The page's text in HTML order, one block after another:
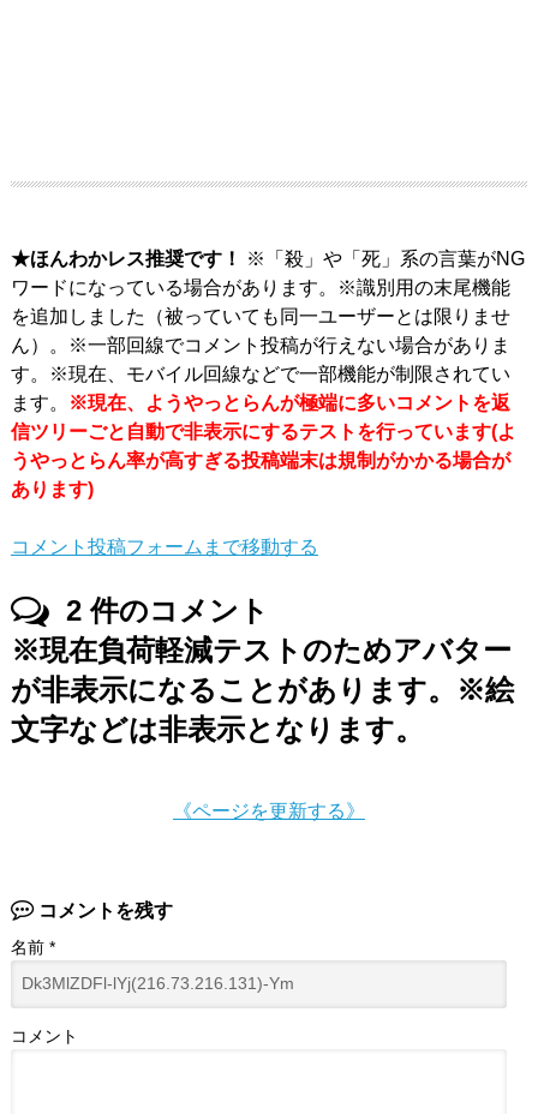
★ほんわかレス推奨です！
※「殺」や「死」系の言葉がNG
ワードになっている場合があります。※識別用の末尾機能
を追加しました（被っていても同一ユーザーとは限りませ
ん）。※一部回線でコメント投稿が行えない場合がありま
す。※現在、モバイル回線などで一部機能が制限されてい
ます。
※現在、ようやっとらんが極端に多いコメントを返
信ツリーごと自動で非表示にするテストを行っています(よ
うやっとらん率が高すぎる投稿端末は規制がかかる場合が
あります)
コメント投稿フォームまで移動する
2件のコメント
※現在負荷軽減テストのためアバター
が非表示になることがあります。※絵
文字などは非表示となります。
《ページを更新する》
コメントを残す
名前 *
コメント